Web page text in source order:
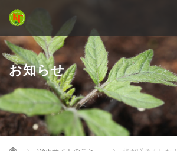
お知らせ
Home